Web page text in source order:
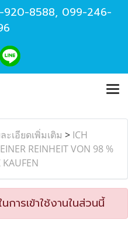
920-8588, 099-246-
เอียดเพิ่มเติม > ICH
REINHEIT VON 98 %
KAUFEN
ารเข้าใช้งานในส่วนนี้